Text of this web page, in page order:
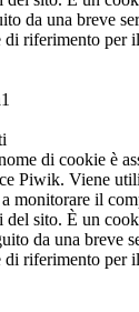
da una breve
di riferimento per
di cookie è
Piwik. Viene
monitorare il
del sito. È un
da una breve
di riferimento per